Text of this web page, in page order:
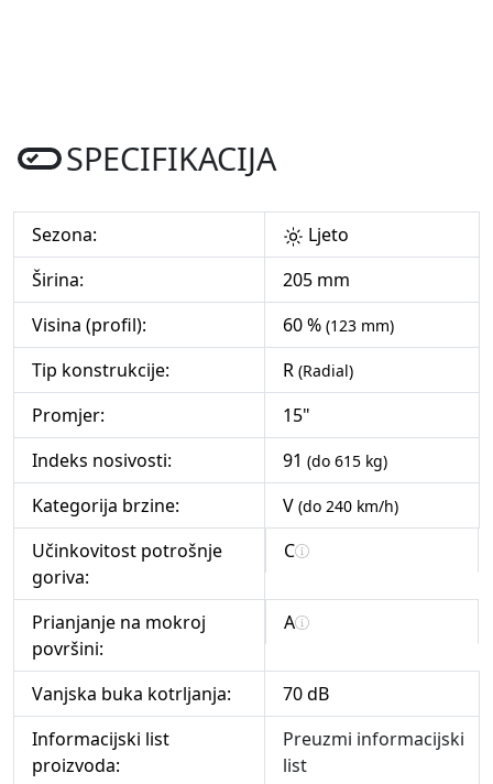
SPECIFIKACIJA
Sezona:
Ljeto
Širina:
205 mm
Visina (profil):
60 % (123 mm)
Tip konstrukcije: R (Radial)
Promjer:
15"
Indeks nosivosti:
91 (do 615 kg)
Kategorija brzine: V (do 240 km/h)
Učinkovitost potrošnje
goriva:
C
Prianjanje na mokroj
površini:
A
Vanjska buka kotrljanja:
70 dB
Informacijski list
proizvoda:
Preuzmi informacijski
list